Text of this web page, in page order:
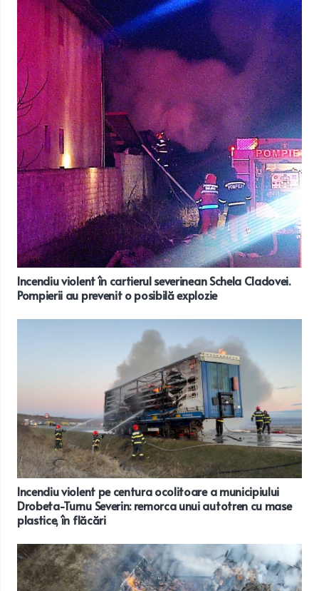
Incendiu violent în cartierul severinean Schela Cladovei.
Pompierii au prevenit o posibilă explozie
Incendiu violent pe centura ocolitoare a municipiului
Drobeta-Turnu Severin: remorca unui autotren cu mase
plastice, în flăcări